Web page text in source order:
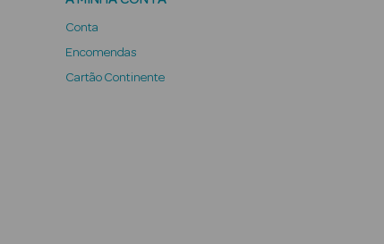
Conta
Encomendas
Cartão Continente